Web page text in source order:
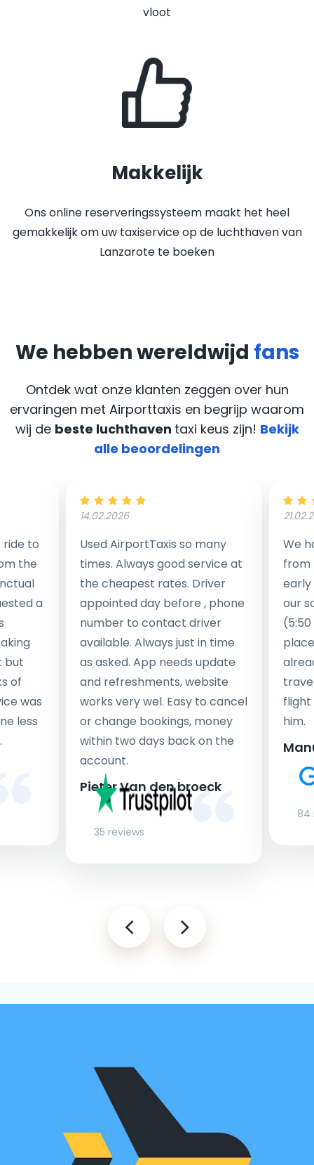
vloot
Makkelijk
Ons online reserveringssysteem maakt het heel
gemakkelijk om uw taxiservice op de luchthaven van
Lanzarote te boeken
We hebben wereldwijd fans
Ontdek wat onze klanten zeggen over hun
ervaringen met Airporttaxis en begrijp waarom
wij de beste luchthaven taxi keus zijn! Bekijk
alle beoordelingen
to
the
a
but
of
was
less
14.02.2026
Used AirportTaxis so many
times. Always good service at
the cheapest rates. Driver
appointed day before , phone
number to contact driver
available. Always just in time
as asked. App needs update
and refreshments, website
works very wel. Easy to cancel
or change bookings, money
within two days back on the
account.
Pieter Van den broeck
35 reviews
We
from
early
our
flight
him.
84